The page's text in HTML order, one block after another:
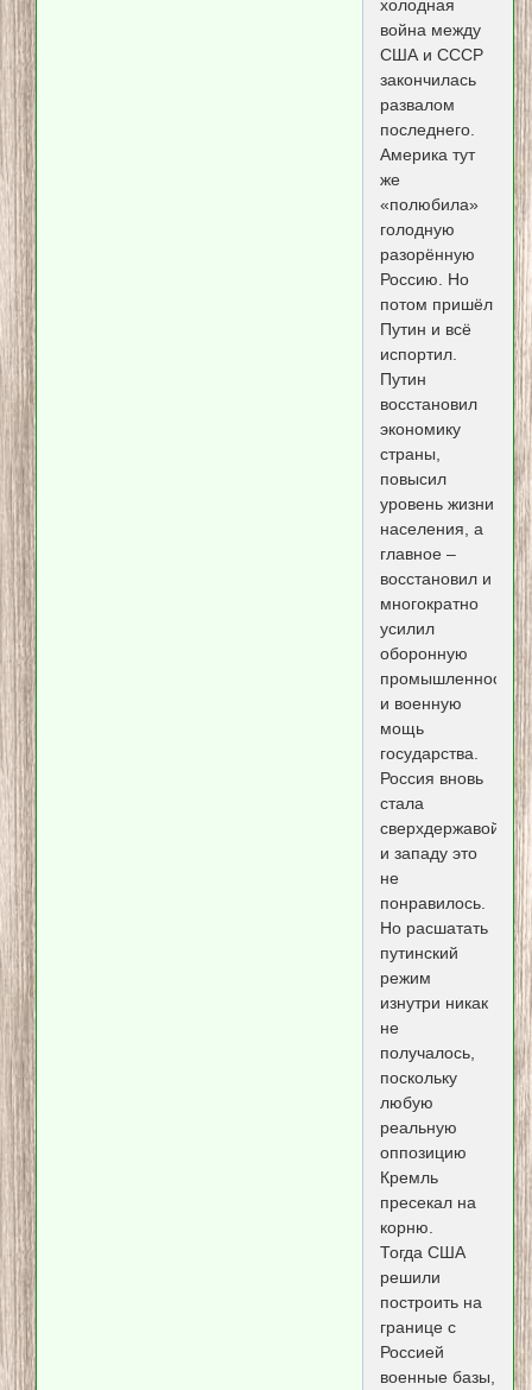
холодная
война между
США и СССР
закончилась
развалом
последнего.
Америка тут
же
«полюбила»
голодную
разорённую
Россию. Но
потом пришёл
Путин и всё
испортил.
Путин
восстановил
экономику
страны,
повысил
уровень жизни
населения, а
главное –
восстановил и
многократно
усилил
оборонную
промышленность
и военную
мощь
государства.
Россия вновь
стала
сверхдержавой
и западу это
не
понравилось.
Но расшатать
путинский
режим
изнутри никак
не
получалось,
поскольку
любую
реальную
оппозицию
Кремль
пресекал на
корню.
Тогда США
решили
построить на
границе с
Россией
военные базы,